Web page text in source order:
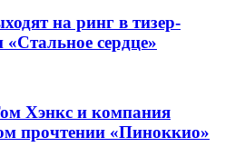
на ринг в тизер-
«Стальное сердце»
Хэнкс и компания
прочтении «Пиноккио»